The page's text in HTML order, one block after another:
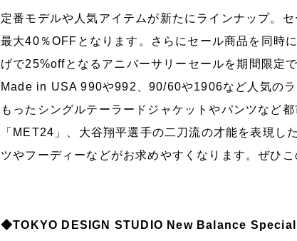
定番モデルや人気アイテムが新たにラインナップ。
最大40％OFFとなります。さらにセール商品を同時
げで25%offとなるアニバーサリーセールを期間限定
Made in USA 990や992、90/60や1906など人気の
もったシングルテーラードジャケットやパンツなど
「MET24」、大谷翔平選手の二刀流の才能を表現
ツやフーディーなどがお求めやすくなります。ぜひこ
◆TOKYO DESIGN STUDIO New Balance